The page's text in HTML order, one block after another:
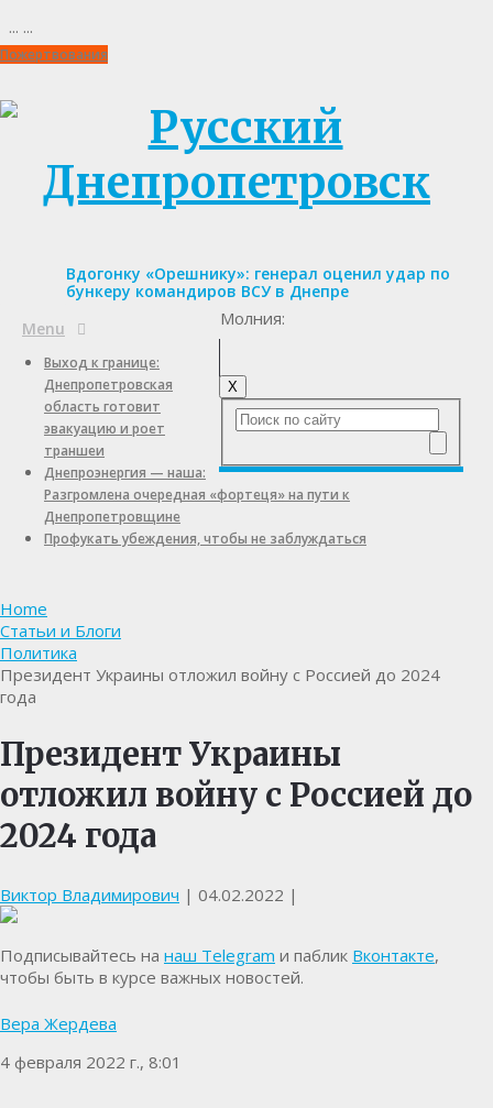
... ...
Пожертвования
Вдогонку «Орешнику»: генерал оценил удар по
бункеру командиров ВСУ в Днепре
Menu
X
Молния:
Выход к границе:
Днепропетровская
область готовит
эвакуацию и роет
траншеи
Днепроэнергия — наша:
Разгромлена очередная «фортеця» на пути к
Днепропетровщине
Профукать убеждения, чтобы не заблуждаться
Home
Статьи и Блоги
Политика
Президент Украины отложил войну с Россией до 2024
года
Президент Украины
отложил войну с Россией до
2024 года
Виктор Владимирович | 04.02.2022 |
Подписывайтесь на наш Telegram и паблик Вконтакте,
чтобы быть в курсе важных новостей.
Вера Жердева
4 февраля 2022 г., 8:01